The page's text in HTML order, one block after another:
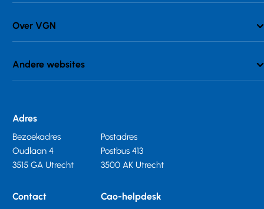
Over VGN
Andere websites
Adres
Bezoekadres
Oudlaan 4
3515 GA Utrecht
Postadres
Postbus 413
3500 AK Utrecht
Contact Cao-helpdesk